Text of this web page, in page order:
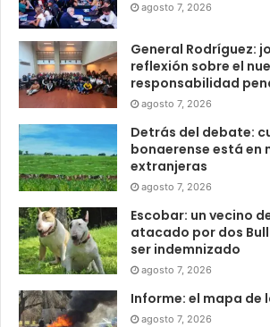
agosto 7, 2026
General Rodríguez:
reflexión sobre el
responsabilidad
agosto 7, 2026
Detrás del debate:
bonaerense está en
extranjeras
agosto 7, 2026
Escobar: un vecino
atacado por dos
ser indemnizado
agosto 7, 2026
Informe: el mapa de
agosto 7, 2026